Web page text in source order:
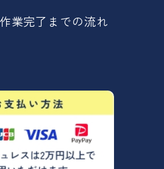
業完了までの流れ